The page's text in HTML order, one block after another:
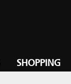
SHOPPING